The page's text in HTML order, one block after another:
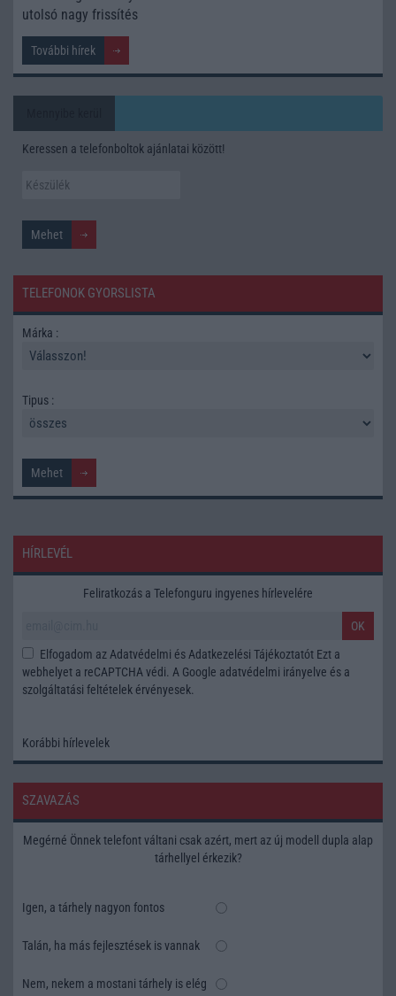
utolsó nagy frissítés
További hírek
Keressen a telefonboltok ajánlatai között!
TELEFONOK GYORSLISTA
Márka :
Tipus :
HÍRLEVÉL
Feliratkozás a Telefonguru ingyenes hírlevelére
OK
Elfogadom az Adatvédelmi és Adatkezelési Tájékoztatót Ezt a
webhelyet a reCAPTCHA védi. A Google adatvédelmi irányelve és a
szolgáltatási feltételek érvényesek.
Korábbi hírlevelek
SZAVAZÁS
Megérné Önnek telefont váltani csak azért, mert az új modell dupla alap
tárhellyel érkezik?
Igen, a tárhely nagyon fontos
Talán, ha más fejlesztések is vannak
Nem, nekem a mostani tárhely is elég